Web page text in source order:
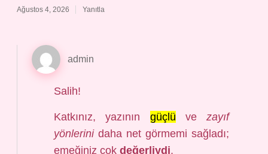
Ağustos 4, 2026 Yanıtla
admin
Salih!
Katkınız, yazının güçlü vezayıf
yönlerinidaha net görmemi sağladı;
emeğiniz çok değerliydi.